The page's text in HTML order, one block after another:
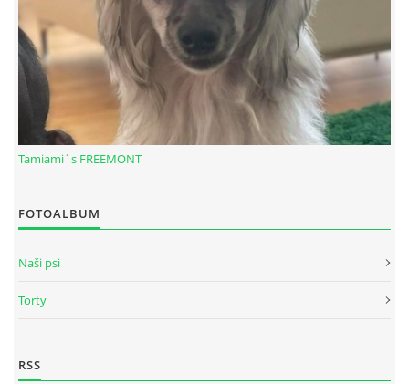
© 2026 eStránky.sk|RSS
Tamiami´s FREEMONT
FOTOALBUM
Naši psi
Torty
RSS